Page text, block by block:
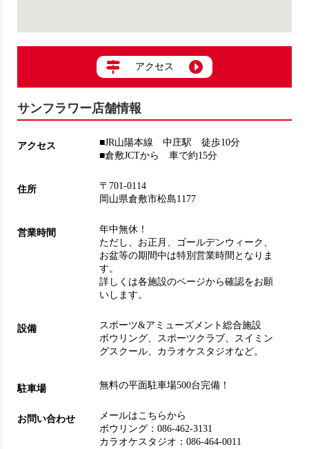
アクセス
サンフラワー店舗情報
アクセス
■JR山陽本線 中庄駅 徒歩10分
■倉敷JCTから 車で約15分
住所
〒701-0114
岡山県倉敷市松島1177
営業時間
年中無休！
ただし、お正月、ゴールデンウィーク、
お盆等の期間中は特別営業時間となりま
す。
詳しくは各施設のページから確認をお願
いします。
設備
スポーツ&アミューズメント総合施設
ボウリング、 スポーツクラブ、 スイミン
グスクール、 カラオケスタジオなど。
駐車場 無料の平面駐車場500台完備！
お問い合わせ
メールはこちらから
ボウリング：086-462-3131
カラオケスタジオ：086-464-0011